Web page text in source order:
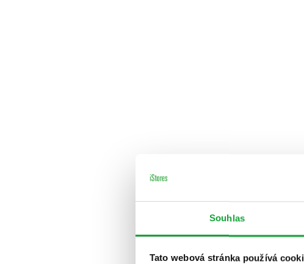
Souhlas
Tato webová stránka používá